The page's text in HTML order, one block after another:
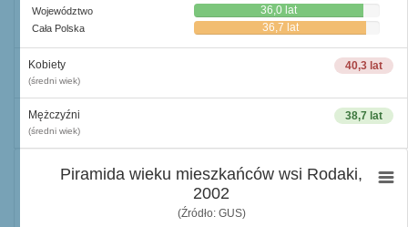
Województwo 36,0 lat
Cała Polska 36,7 lat
40,3 lat
Kobiety
(średni wiek)
38,7 lat
Mężczyźni
(średni wiek)
Piramida wieku mieszkańców wsi Rodaki,
2002
(Źródło: GUS)